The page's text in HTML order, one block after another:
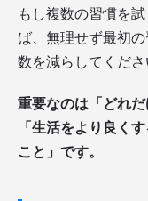
もし複数の習慣を
ば、無理せず最初
数を減らしてくださ
重要なのは「どれだ
「生活をより良く
こと」です。